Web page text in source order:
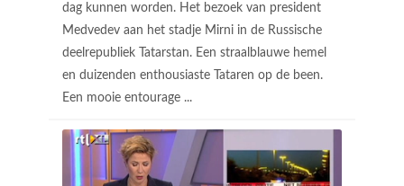
dag kunnen worden. Het bezoek van president
Medvedev aan het stadje Mirni in de Russische
deelrepubliek Tatarstan. Een straalblauwe hemel
en duizenden enthousiaste Tataren op de been.
Een mooie entourage ...